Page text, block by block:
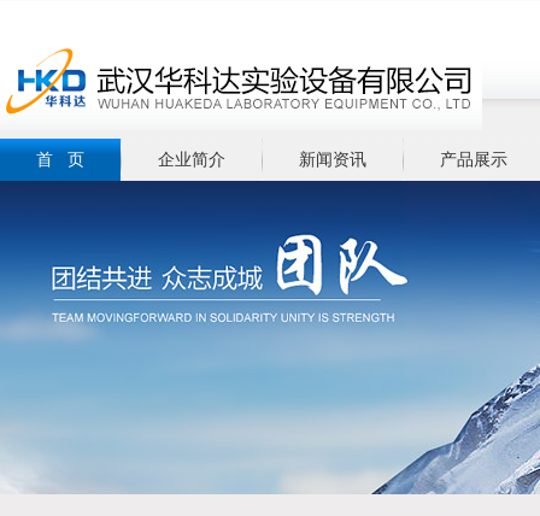
首 页 企业简介 新闻资讯 产品展示